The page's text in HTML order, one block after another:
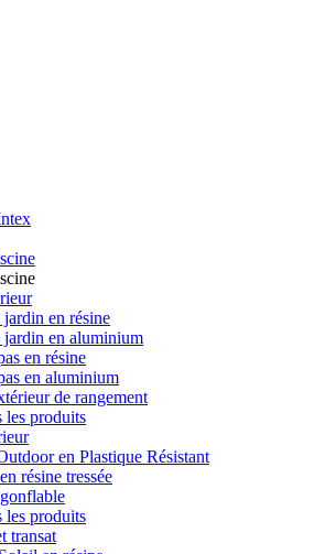
jardin en résine
jardin en aluminium
en résine
en aluminium
de rangement
les produits
en Plastique Résistant
résine tressée
les produits
transat